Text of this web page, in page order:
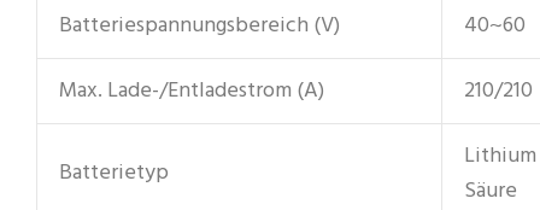
Batteriespannungsbereich (V)
40~60
Max. Lade-/Entladestrom (A)
210/210
Batterietyp
Säure